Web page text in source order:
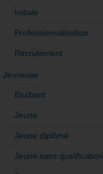
Initiale
Professionnalisation
Recrutement
Jeunesse
Etudiant
Jeune
Jeune diplômé
Jeune sans qualification